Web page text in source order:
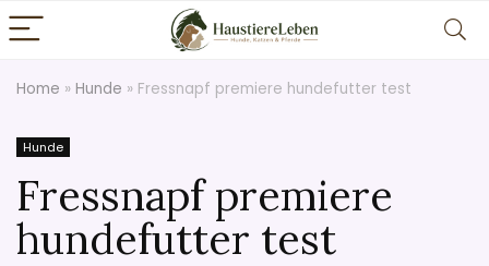
Home » Hunde » Fressnapf premiere hundefutter test
Hunde
Fressnapf premiere
hundefutter test